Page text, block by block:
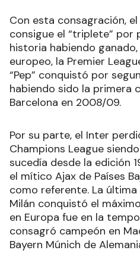
Con esta consagración,
consigue el “triplete” por
historia habiendo
europeo, la Premier
“Pep” conquistó por
habiendo sido la primera
Barcelona en 2008/09.
Por su parte, el Inter
Champions League
sucedía desde la edición
el mítico Ajax de Países
como referente. La
Milán conquistó el
en Europa fue en la
consagró campeón en
Bayern Múnich de